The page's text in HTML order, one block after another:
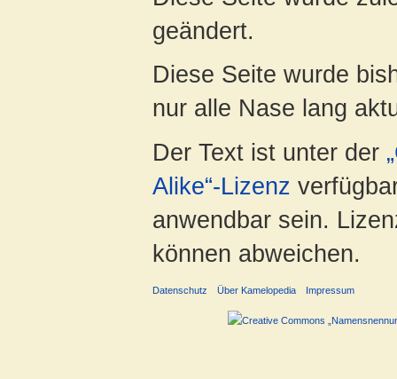
geändert.
Diese Seite wurde
nur alle Nase lang
Der Text ist unter der
Alike“-Lizenz
anwendbar sein.
können abweichen.
Datenschutz Über Kamelopedia Impressum